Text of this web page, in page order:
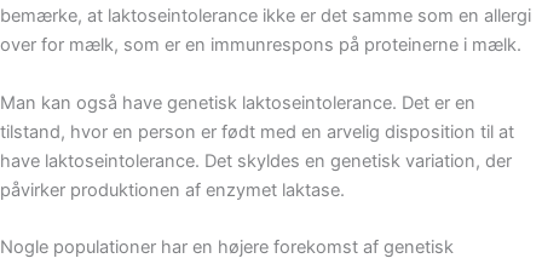
bemærke, at laktoseintolerance ikke er det samme som en allergi
over for mælk, som er en immunrespons på proteinerne i mælk.
Man kan også have genetisk laktoseintolerance. Det er en
tilstand, hvor en person er født med en arvelig disposition til at
have laktoseintolerance. Det skyldes en genetisk variation, der
påvirker produktionen af enzymet laktase.
Nogle populationer har en højere forekomst af genetisk